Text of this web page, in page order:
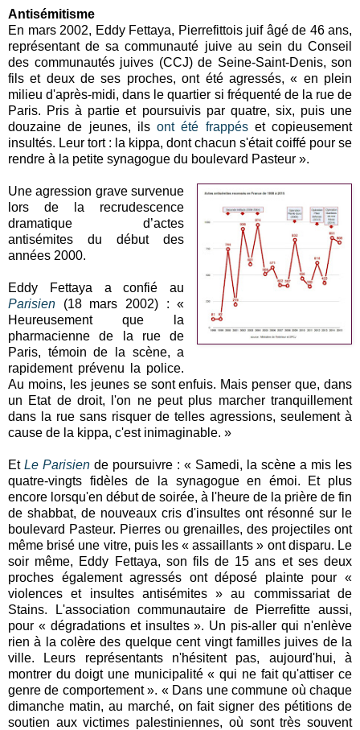
Antisémitisme
En mars 2002, Eddy Fettaya, Pierrefittois juif âgé de 46 ans,
représentant de sa communauté juive au sein du Conseil
des communautés juives (CCJ) de Seine-Saint-Denis, son
fils et deux de ses proches, ont été agressés, « en plein
milieu d'après-midi, dans le quartier si fréquenté de la rue de
Paris. Pris à partie et poursuivis par quatre, six, puis une
douzaine de jeunes, ils ont été frappéset copieusement
insultés. Leur tort : la kippa, dont chacun s'était coiffé pour se
rendre à la petite synagogue du boulevard Pasteur ».
Une agression grave survenue
lors de la recrudescence
dramatique d’actes
antisémites du début des
années 2000.
Eddy Fettaya a confié au
Parisien (18 mars 2002) : «
Heureusement que la
pharmacienne de la rue de
Paris, témoin de la scène, a
rapidement prévenu la police.
Au moins, les jeunes se sont enfuis. Mais penser que, dans
un Etat de droit, l'on ne peut plus marcher tranquillement
dans la rue sans risquer de telles agressions, seulement à
cause de la kippa, c'est inimaginable. »
Et Le Parisien de poursuivre : « Samedi, la scène a mis les
quatre-vingts fidèles de la synagogue en émoi. Et plus
encore lorsqu'en début de soirée, à l'heure de la prière de fin
de shabbat, de nouveaux cris d'insultes ont résonné sur le
boulevard Pasteur. Pierres ou grenailles, des projectiles ont
même brisé une vitre, puis les « assaillants » ont disparu. Le
soir même, Eddy Fettaya, son fils de 15 ans et ses deux
proches également agressés ont déposé plainte pour «
violences et insultes antisémites » au commissariat de
Stains. L'association communautaire de Pierrefitte aussi,
pour « dégradations et insultes ». Un pis-aller qui n'enlève
rien à la colère des quelque cent vingt familles juives de la
ville. Leurs représentants n'hésitent pas, aujourd'hui, à
montrer du doigt une municipalité « qui ne fait qu'attiser ce
genre de comportement ». « Dans une commune où chaque
dimanche matin, au marché, on fait signer des pétitions de
soutien aux victimes palestiniennes, où sont très souvent